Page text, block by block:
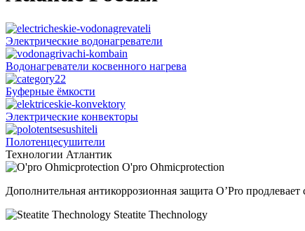
Электрические водонагреватели
Водонагреватели косвенного нагрева
Буферные ёмкости
Электрические конвекторы
Полотенцесушители
Технологии Атлантик
O'pro Ohmicprotection
Дополнительная антикоррозионная защита O’Pro
Steatite Thechnology